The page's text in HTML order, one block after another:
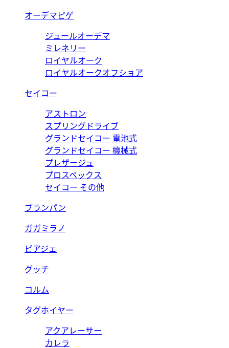
オーデマピゲ
ジュールオーデマ
ミレネリー
ロイヤルオーク
ロイヤルオークオフショア
セイコー
アストロン
スプリングドライブ
グランドセイコー 電池式
グランドセイコー 機械式
プレザージュ
プロスペックス
セイコー その他
ブランパン
ガガミラノ
ピアジェ
グッチ
コルム
タグホイヤー
アクアレーサー
カレラ